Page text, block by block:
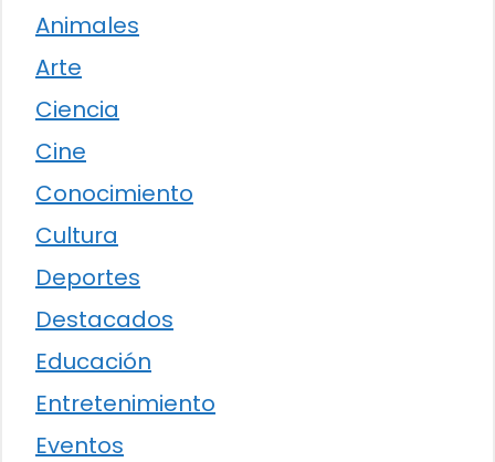
Animales
Arte
Ciencia
Cine
Conocimiento
Cultura
Deportes
Destacados
Educación
Entretenimiento
Eventos